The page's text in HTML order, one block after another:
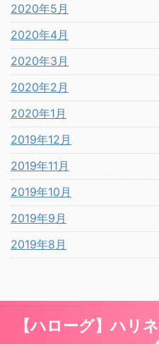
2020年5月
2020年4月
2020年3月
2020年2月
2020年1月
2019年12月
2019年11月
2019年10月
2019年9月
2019年8月
【ハローグ】ハリ